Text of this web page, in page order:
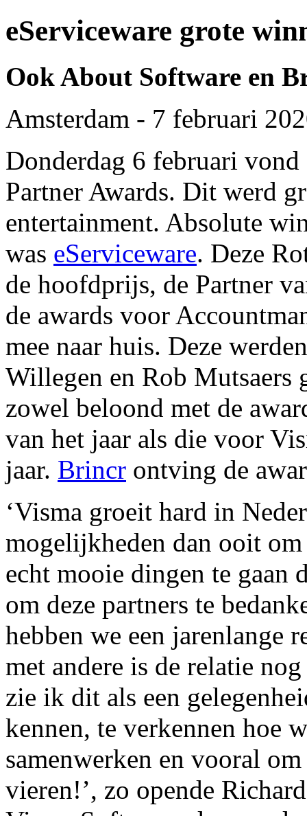
eServiceware grote
Ook About Software en
Amsterdam - 7 februari
Donderdag 6 februari
Partner Awards. Dit werd
entertainment. Absolute
was eServiceware. Deze
de hoofdprijs, de Partner
de awards voor
mee naar huis. Deze
Willegen en Rob Mutsaers
zowel beloond met de
van het jaar als die voor
jaar. Brincr ontving de
‘Visma groeit hard in
mogelijkheden dan ooit om
echt mooie dingen te gaan
om deze partners te
hebben we een jarenlange
met andere is de relatie
zie ik dit als een
kennen, te verkennen hoe
samenwerken en vooral
vieren!’, zo opende